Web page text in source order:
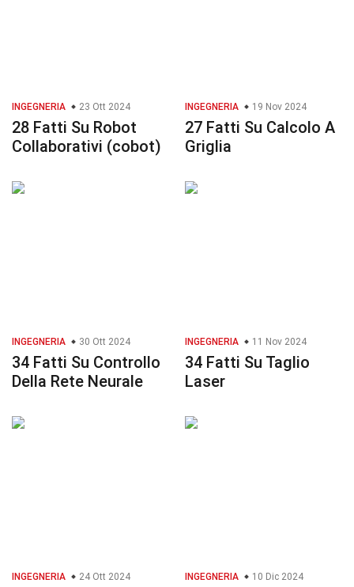
INGEGNERIA 23 Ott 2024
28 Fatti Su Robot
Collaborativi (cobot)
INGEGNERIA 19 Nov 2024
27 Fatti Su Calcolo A
Griglia
INGEGNERIA 30 Ott 2024
34 Fatti Su Controllo
Della Rete Neurale
INGEGNERIA 11 Nov 2024
34 Fatti Su Taglio
Laser
INGEGNERIA 24 Ott 2024 INGEGNERIA 10 Dic 2024